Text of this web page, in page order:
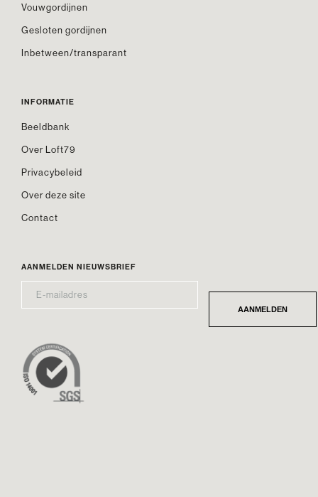
Vouwgordijnen
Gesloten gordijnen
Inbetween/transparant
INFORMATIE
Beeldbank
Over Loft79
Privacybeleid
Over deze site
Contact
AANMELDEN NIEUWSBRIEF
MAILADRES* AANMELDEN